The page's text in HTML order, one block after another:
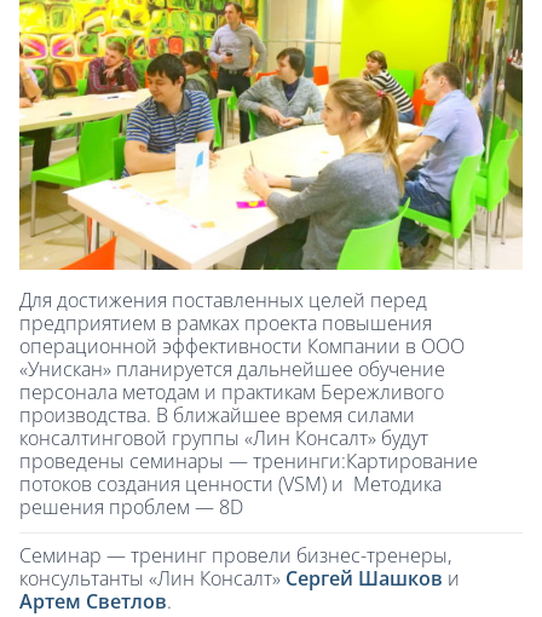
Для достижения поставленных целей перед
предприятием в рамках проекта повышения
операционной эффективности Компании в ООО
«Унискан» планируется дальнейшее обучение
персонала методам и практикам Бережливого
производства. В ближайшее время силами
консалтинговой группы «Лин Консалт» будут
проведены семинары — тренинги:Картирование
потоков создания ценности (VSM) и Методика
решения проблем — 8D
Семинар — тренинг провели бизнес-тренеры,
консультанты «Лин Консалт» Сергей Шашков и
Артем Светлов.